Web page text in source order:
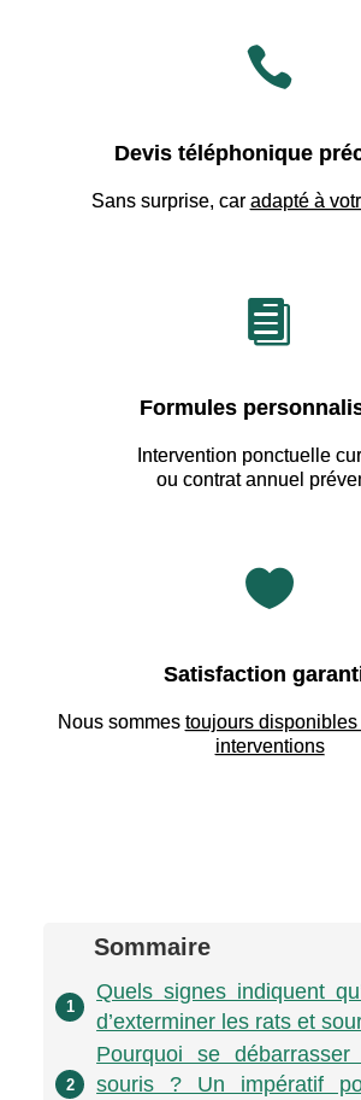

Devis téléphonique
Sans surprise, car adapté à

Formules
Intervention ponctuelle
ou contrat annuel

Satisfaction
Nous sommes toujours
interventions
Sommaire
1
Quels signes indiquent
d’exterminer les rats et
2
Pourquoi se
souris ? Un impératif